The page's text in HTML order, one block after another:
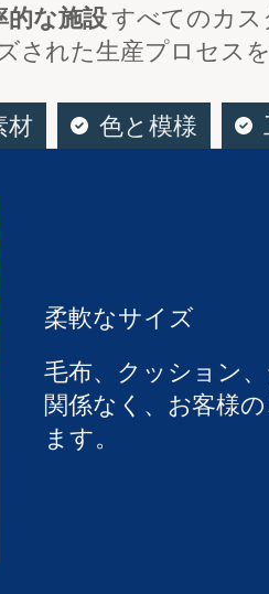
的な施設すべてのカス
れた生産プロセスを
材 色と模様
柔軟なサイズ
毛布、クッション
関係なく、お客様
ます。